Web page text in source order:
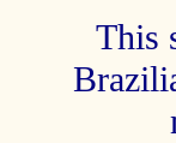
This